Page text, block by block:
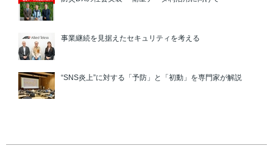
事業継続を見据えたセキュリティを考える
“SNS炎上”に対する「予防」と「初動」を専門家が解説